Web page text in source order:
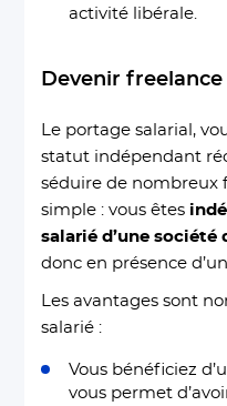
activité libérale.
Devenir
Le portage salarial,
statut indépendant
séduire de nombreux
simple : vous êtes
salarié d’une société
donc en présence
Les avantages sont
salarié :
Vous bénéficiez
vous permet